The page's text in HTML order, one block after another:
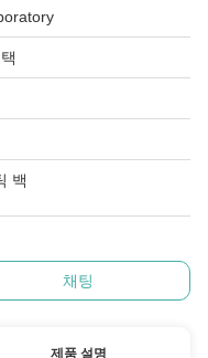
백
채팅
제품 설명